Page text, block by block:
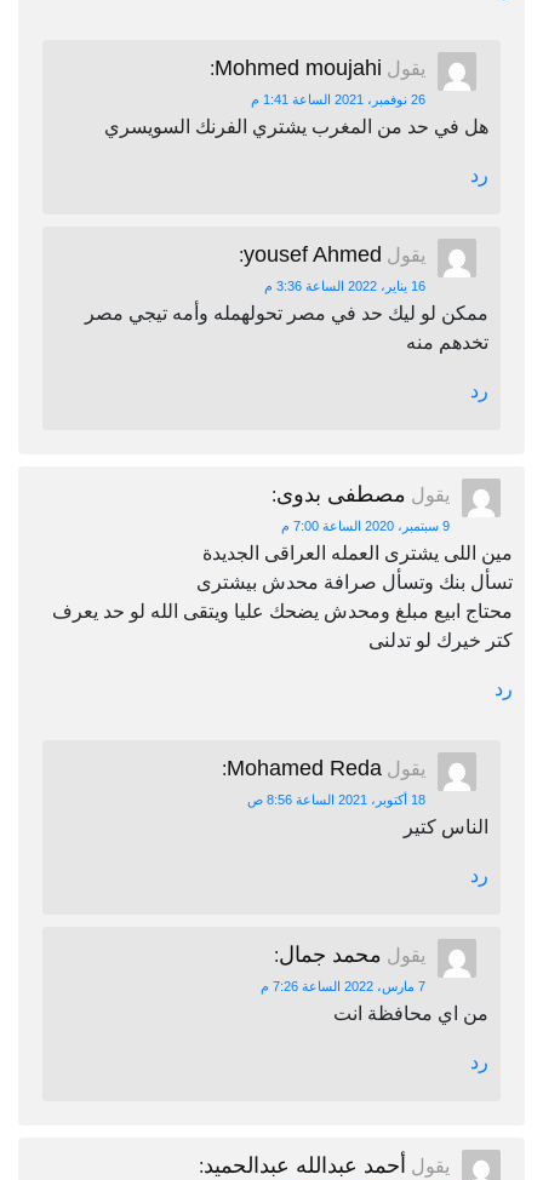
يقول Mohmed moujahi
:
26 نوفمبر، 2021 الساعة 1:41 م
هل في حد من المغرب يشتري الفرنك السويسري
رد
يقول yousef Ahmed
:
16 يناير، 2022 الساعة 3:36 م
ممكن لو ليك حد في مصر تحولهمله وأمه تيجي مصر
تخدهم منه
رد
يقول مصطفى بدوى:
9 سبتمبر، 2020 الساعة 7:00 م
مين اللى يشترى العمله العراقى الجديدة
تسأل بنك وتسأل صرافة محدش بيشترى
محتاج ابيع مبلغ ومحدش يضحك عليا ويتقى الله لو حد يعرف
كتر خيرك لو تدلنى
رد
يقول Mohamed Reda
:
18 أكتوبر، 2021 الساعة 8:56 ص
الناس كتير
رد
يقول محمد جمال:
7 مارس، 2022 الساعة 7:26 م
من اي محافظة انت
رد
يقول أحمد عبدالله عبدالحميد: